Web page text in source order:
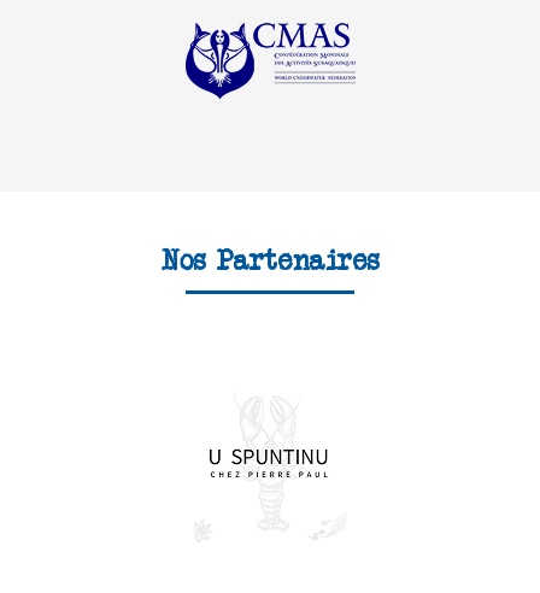
Nos Partenaires